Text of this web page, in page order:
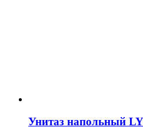
Унитаз напольный